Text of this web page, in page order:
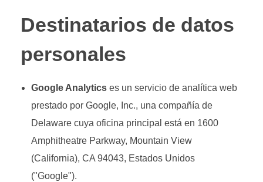
Destinatarios de datos
personales
Google Analyticses un servicio de analítica web
prestado por Google, Inc., una compañía de
Delaware cuya oficina principal está en 1600
Amphitheatre Parkway, Mountain View
(California), CA 94043, Estados Unidos
("Google").